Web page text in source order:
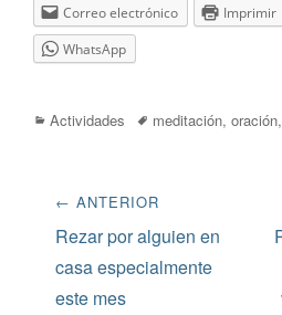
Correo electrónico Imprimir
WhatsApp
Categorías
Actividades Etiquetas
meditación, oración,
Navegación
de
entradas
← ANTERIOR
Entrada
anterior:
Rezar por alguien en
casa especialmente
este mes